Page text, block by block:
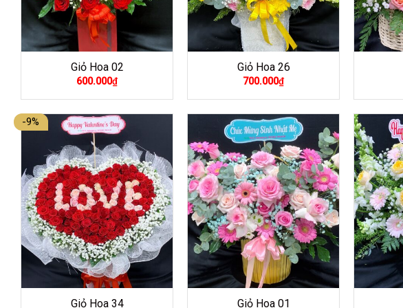
Giỏ Hoa 02
600.000₫
Giỏ Hoa 26
700.000₫
-9%
Giỏ Hoa 34 Giỏ Hoa 01